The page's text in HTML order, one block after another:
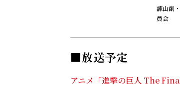
諫山創
員会
■放送予定
アニメ「進撃の巨人 The